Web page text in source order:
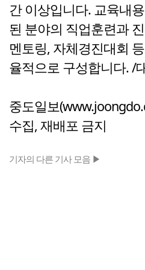
간 이상입니다. 교육내
된 분야의 직업훈련과
멘토링, 자체경진대회
율적으로 구성합니다. /
중도일보
수집, 재배포 금지
기자의 다른 기사 모음 ▶